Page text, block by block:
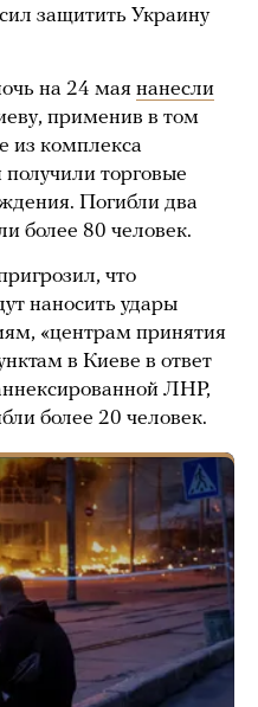
защитить Украину
на 24 мая нанесли
применив в том
из комплекса
торговые
Погибли два
более 80 человек.
что
наносить удары
«центрам принятия
в Киеве в ответ
ЛНР,
более 20 человек.